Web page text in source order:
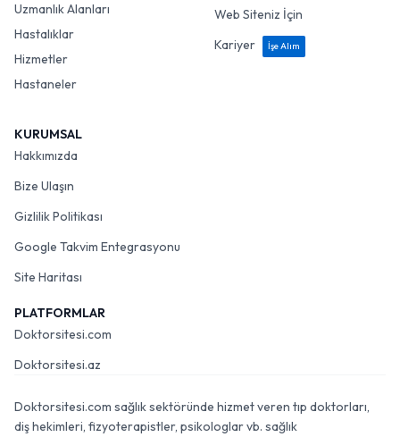
Uzmanlık Alanları
Hastalıklar
Hizmetler
Hastaneler
Web Siteniz İçin
Kariyer
İşe Alım
KURUMSAL
Hakkımızda
Bize Ulaşın
Gizlilik Politikası
Google Takvim Entegrasyonu
Site Haritası
PLATFORMLAR
Doktorsitesi.com
Doktorsitesi.az
Doktorsitesi.com sağlık sektöründe hizmet veren tıp doktorları,
diş hekimleri, fizyoterapistler, psikologlar vb. sağlık